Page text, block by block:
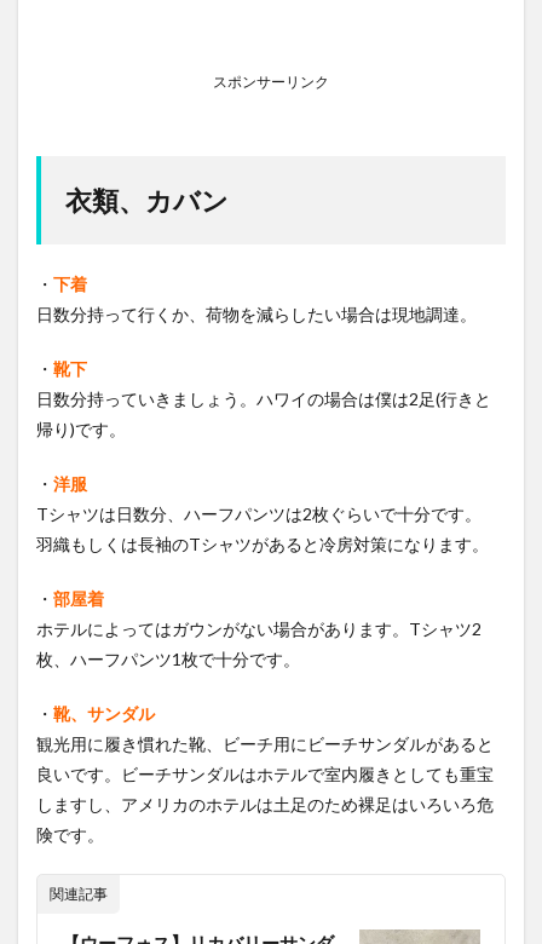
スポンサーリンク
衣類、カバン
・ 下着
日数分持って行くか、荷物を減らしたい場合は現地調達。
・ 靴下
日数分持っていきましょう。ハワイの場合は僕は2足(行きと
帰り)です。
・ 洋服
Tシャツは日数分、ハーフパンツは2枚ぐらいで十分です。
羽織もしくは長袖のTシャツがあると冷房対策になります。
・ 部屋着
ホテルによってはガウンがない場合があります。Tシャツ2
枚、ハーフパンツ1枚で十分です。
・ 靴、サンダル
観光用に履き慣れた靴、ビーチ用にビーチサンダルがあると
良いです。ビーチサンダルはホテルで室内履きとしても重宝
しますし、アメリカのホテルは土足のため裸足はいろいろ危
険です。
関連記事